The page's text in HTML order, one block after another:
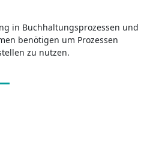
in Buchhaltungsprozessen und
benötigen um Prozessen
zu nutzen.